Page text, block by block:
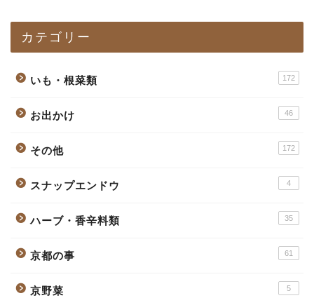
カテゴリー
いも・根菜類 172
お出かけ 46
その他 172
スナップエンドウ 4
ハーブ・香辛料類 35
京都の事 61
京野菜 5